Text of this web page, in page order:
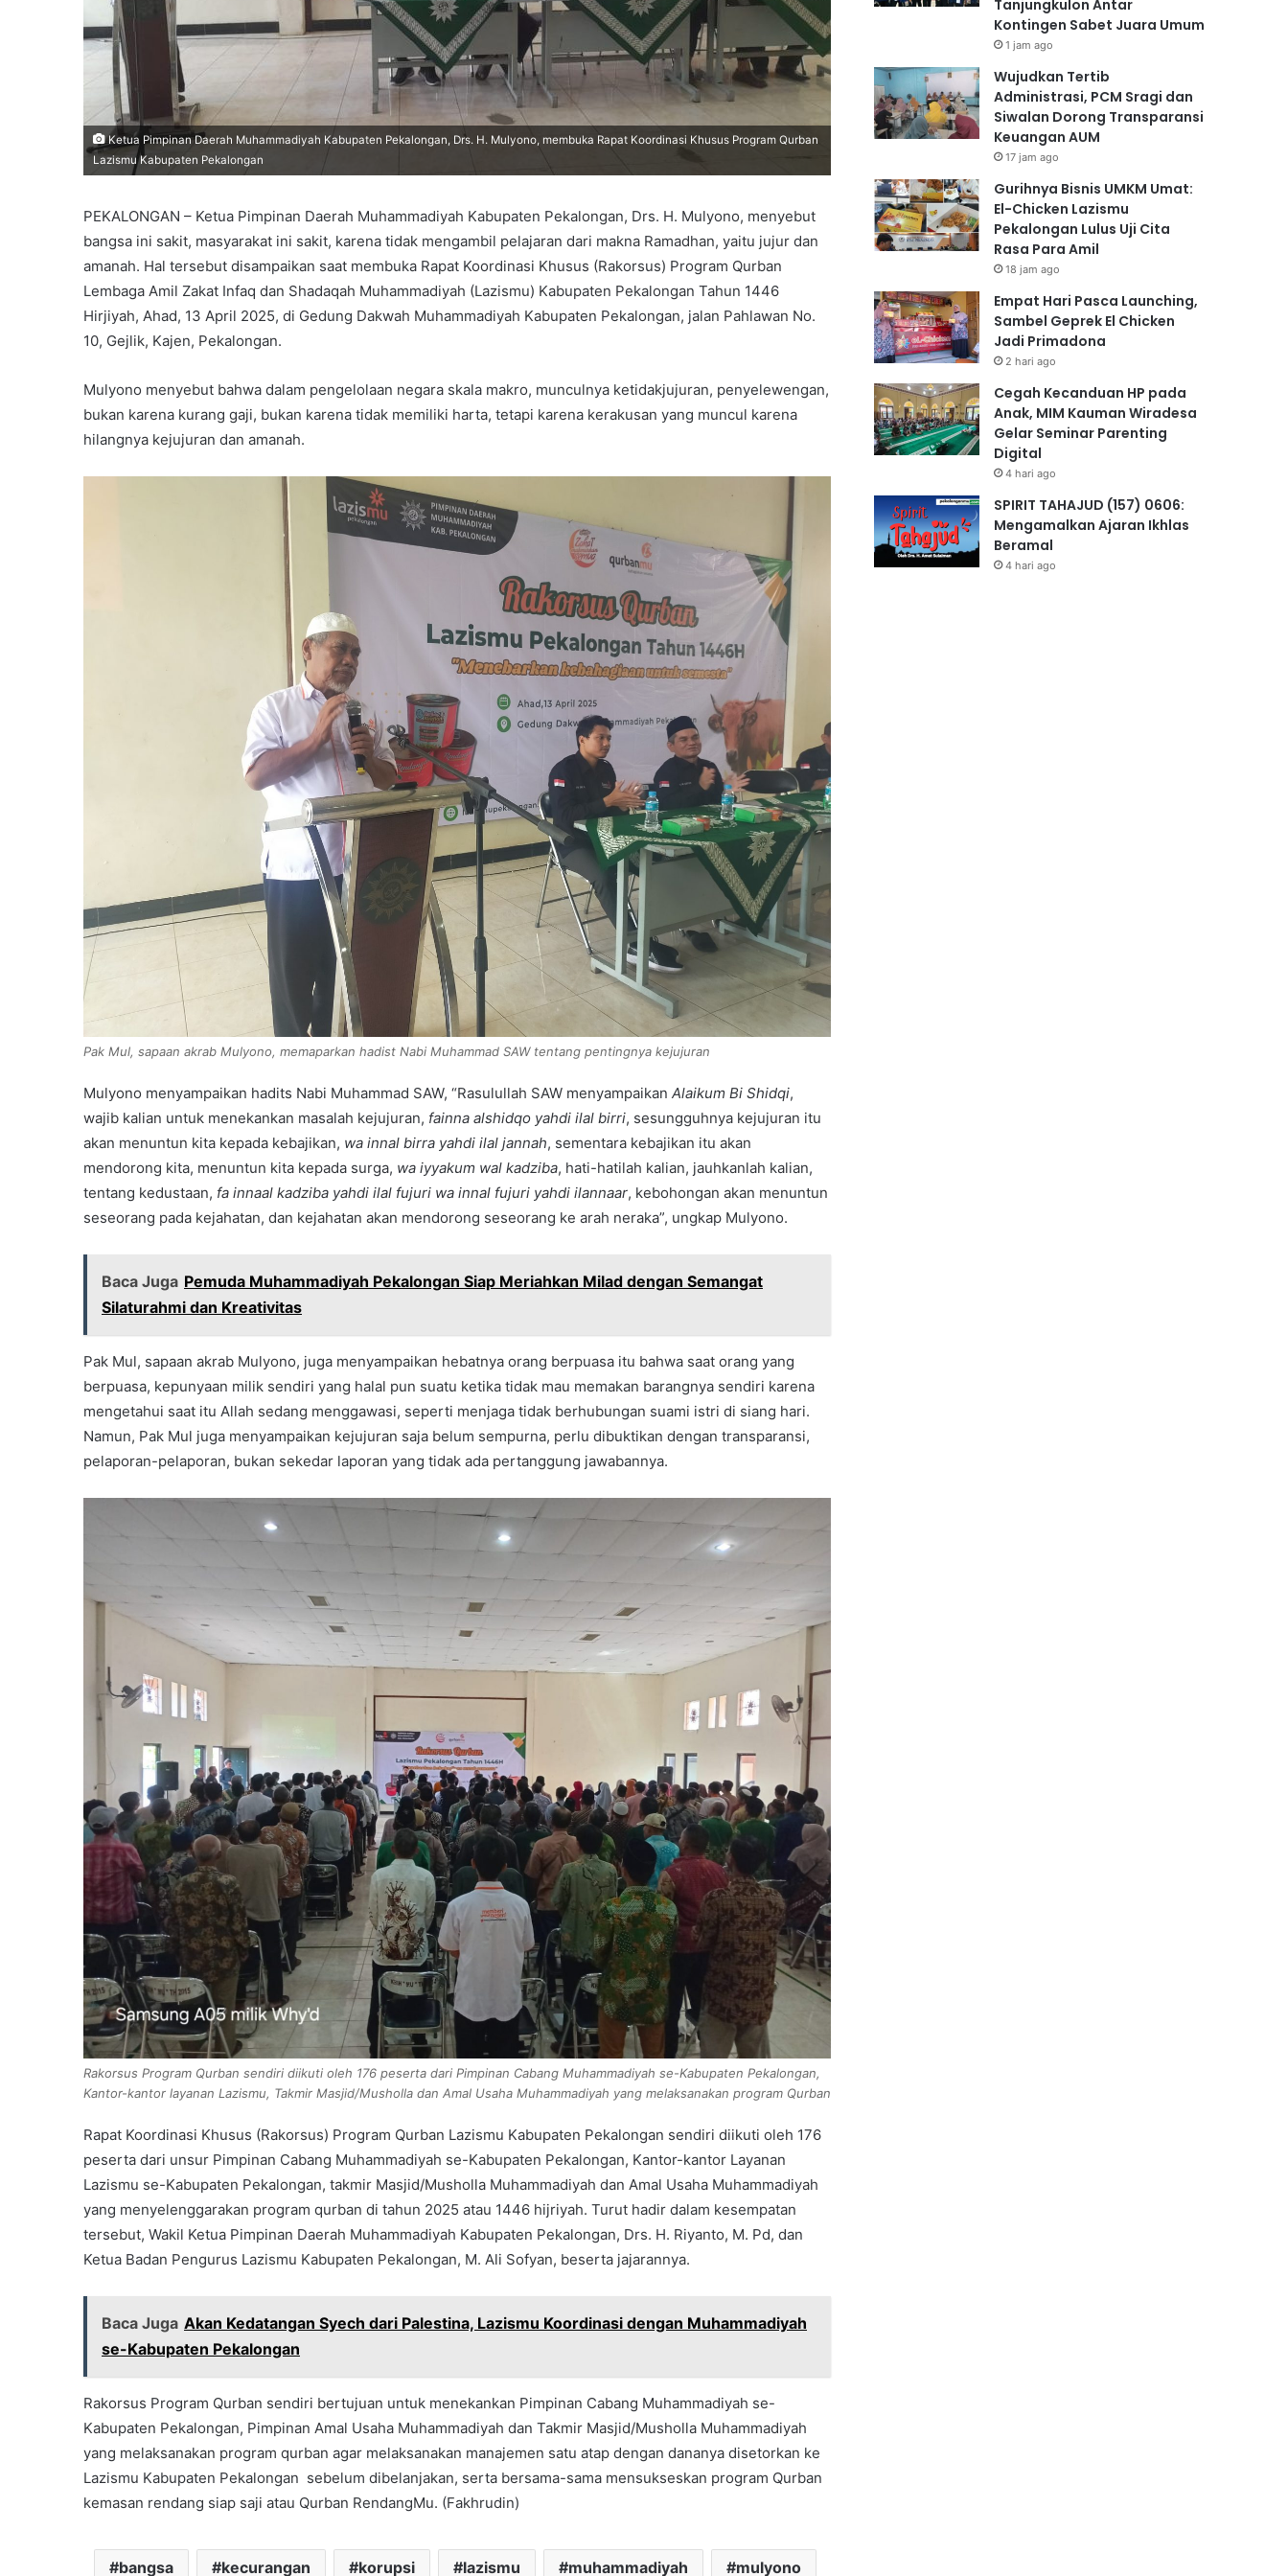
Ketua Pimpinan Daerah Muhammadiyah Kabupaten Pekalongan, Drs. H. Mulyono, membuka Rapat Koordinasi Khusus Program Qurban
Lazismu Kabupaten Pekalongan
PEKALONGAN – Ketua Pimpinan Daerah Muhammadiyah Kabupaten Pekalongan, Drs. H. Mulyono, menyebut
bangsa ini sakit, masyarakat ini sakit, karena tidak mengambil pelajaran dari makna Ramadhan, yaitu jujur dan
amanah. Hal tersebut disampaikan saat membuka Rapat Koordinasi Khusus (Rakorsus) Program Qurban
Lembaga Amil Zakat Infaq dan Shadaqah Muhammadiyah (Lazismu) Kabupaten Pekalongan Tahun 1446
Hirjiyah, Ahad, 13 April 2025, di Gedung Dakwah Muhammadiyah Kabupaten Pekalongan, jalan Pahlawan No.
10, Gejlik, Kajen, Pekalongan.
Mulyono menyebut bahwa dalam pengelolaan negara skala makro, munculnya ketidakjujuran, penyelewengan,
bukan karena kurang gaji, bukan karena tidak memiliki harta, tetapi karena kerakusan yang muncul karena
hilangnya kejujuran dan amanah.
Pak Mul, sapaan akrab Mulyono, memaparkan hadist Nabi Muhammad SAW tentang pentingnya kejujuran
Mulyono menyampaikan hadits Nabi Muhammad SAW, “Rasulullah SAW menyampaikan Alaikum Bi Shidqi,
wajib kalian untuk menekankan masalah kejujuran, fainna alshidqo yahdi ilal birri, sesungguhnya kejujuran itu
akan menuntun kita kepada kebajikan, wa innal birra yahdi ilal jannah, sementara kebajikan itu akan
mendorong kita, menuntun kita kepada surga, wa iyyakum wal kadziba, hati-hatilah kalian, jauhkanlah kalian,
tentang kedustaan, fa innaal kadziba yahdi ilal fujuri wa innal fujuri yahdi ilannaar, kebohongan akan menuntun
seseorang pada kejahatan, dan kejahatan akan mendorong seseorang ke arah neraka”, ungkap Mulyono.
Baca Juga Pemuda Muhammadiyah Pekalongan Siap Meriahkan Milad dengan Semangat
Silaturahmi dan Kreativitas
Pak Mul, sapaan akrab Mulyono, juga menyampaikan hebatnya orang berpuasa itu bahwa saat orang yang
berpuasa, kepunyaan milik sendiri yang halal pun suatu ketika tidak mau memakan barangnya sendiri karena
mengetahui saat itu Allah sedang menggawasi, seperti menjaga tidak berhubungan suami istri di siang hari.
Namun, Pak Mul juga menyampaikan kejujuran saja belum sempurna, perlu dibuktikan dengan transparansi,
pelaporan-pelaporan, bukan sekedar laporan yang tidak ada pertanggung jawabannya.
Rakorsus Program Qurban sendiri diikuti oleh 176 peserta dari Pimpinan Cabang Muhammadiyah se-Kabupaten Pekalongan,
Kantor-kantor layanan Lazismu, Takmir Masjid/Musholla dan Amal Usaha Muhammadiyah yang melaksanakan program Qurban
Rapat Koordinasi Khusus (Rakorsus) Program Qurban Lazismu Kabupaten Pekalongan sendiri diikuti oleh 176
peserta dari unsur Pimpinan Cabang Muhammadiyah se-Kabupaten Pekalongan, Kantor-kantor Layanan
Lazismu se-Kabupaten Pekalongan, takmir Masjid/Musholla Muhammadiyah dan Amal Usaha Muhammadiyah
yang menyelenggarakan program qurban di tahun 2025 atau 1446 hijriyah. Turut hadir dalam kesempatan
tersebut, Wakil Ketua Pimpinan Daerah Muhammadiyah Kabupaten Pekalongan, Drs. H. Riyanto, M. Pd, dan
Ketua Badan Pengurus Lazismu Kabupaten Pekalongan, M. Ali Sofyan, beserta jajarannya.
Baca Juga Akan Kedatangan Syech dari Palestina, Lazismu Koordinasi dengan Muhammadiyah
se-Kabupaten Pekalongan
Rakorsus Program Qurban sendiri bertujuan untuk menekankan Pimpinan Cabang Muhammadiyah se-
Kabupaten Pekalongan, Pimpinan Amal Usaha Muhammadiyah dan Takmir Masjid/Musholla Muhammadiyah
yang melaksanakan program qurban agar melaksanakan manajemen satu atap dengan dananya disetorkan ke
Lazismu Kabupaten Pekalongan sebelum dibelanjakan, serta bersama-sama mensukseskan program Qurban
kemasan rendang siap saji atau Qurban RendangMu. (Fakhrudin)
bangsa kecurangan korupsi lazismu muhammadiyah mulyono
Tanjungkulon Antar
Kontingen Sabet Juara Umum
1 jam ago
Wujudkan Tertib
Administrasi, PCM Sragi dan
Siwalan Dorong Transparansi
Keuangan AUM
17 jam ago
Gurihnya Bisnis UMKM Umat:
El-Chicken Lazismu
Pekalongan Lulus Uji Cita
Rasa Para Amil
18 jam ago
Empat Hari Pasca Launching,
Sambel Geprek El Chicken
Jadi Primadona
2 hari ago
Cegah Kecanduan HP pada
Anak, MIM Kauman Wiradesa
Gelar Seminar Parenting
Digital
4 hari ago
SPIRIT TAHAJUD (157) 0606:
Mengamalkan Ajaran Ikhlas
Beramal
4 hari ago